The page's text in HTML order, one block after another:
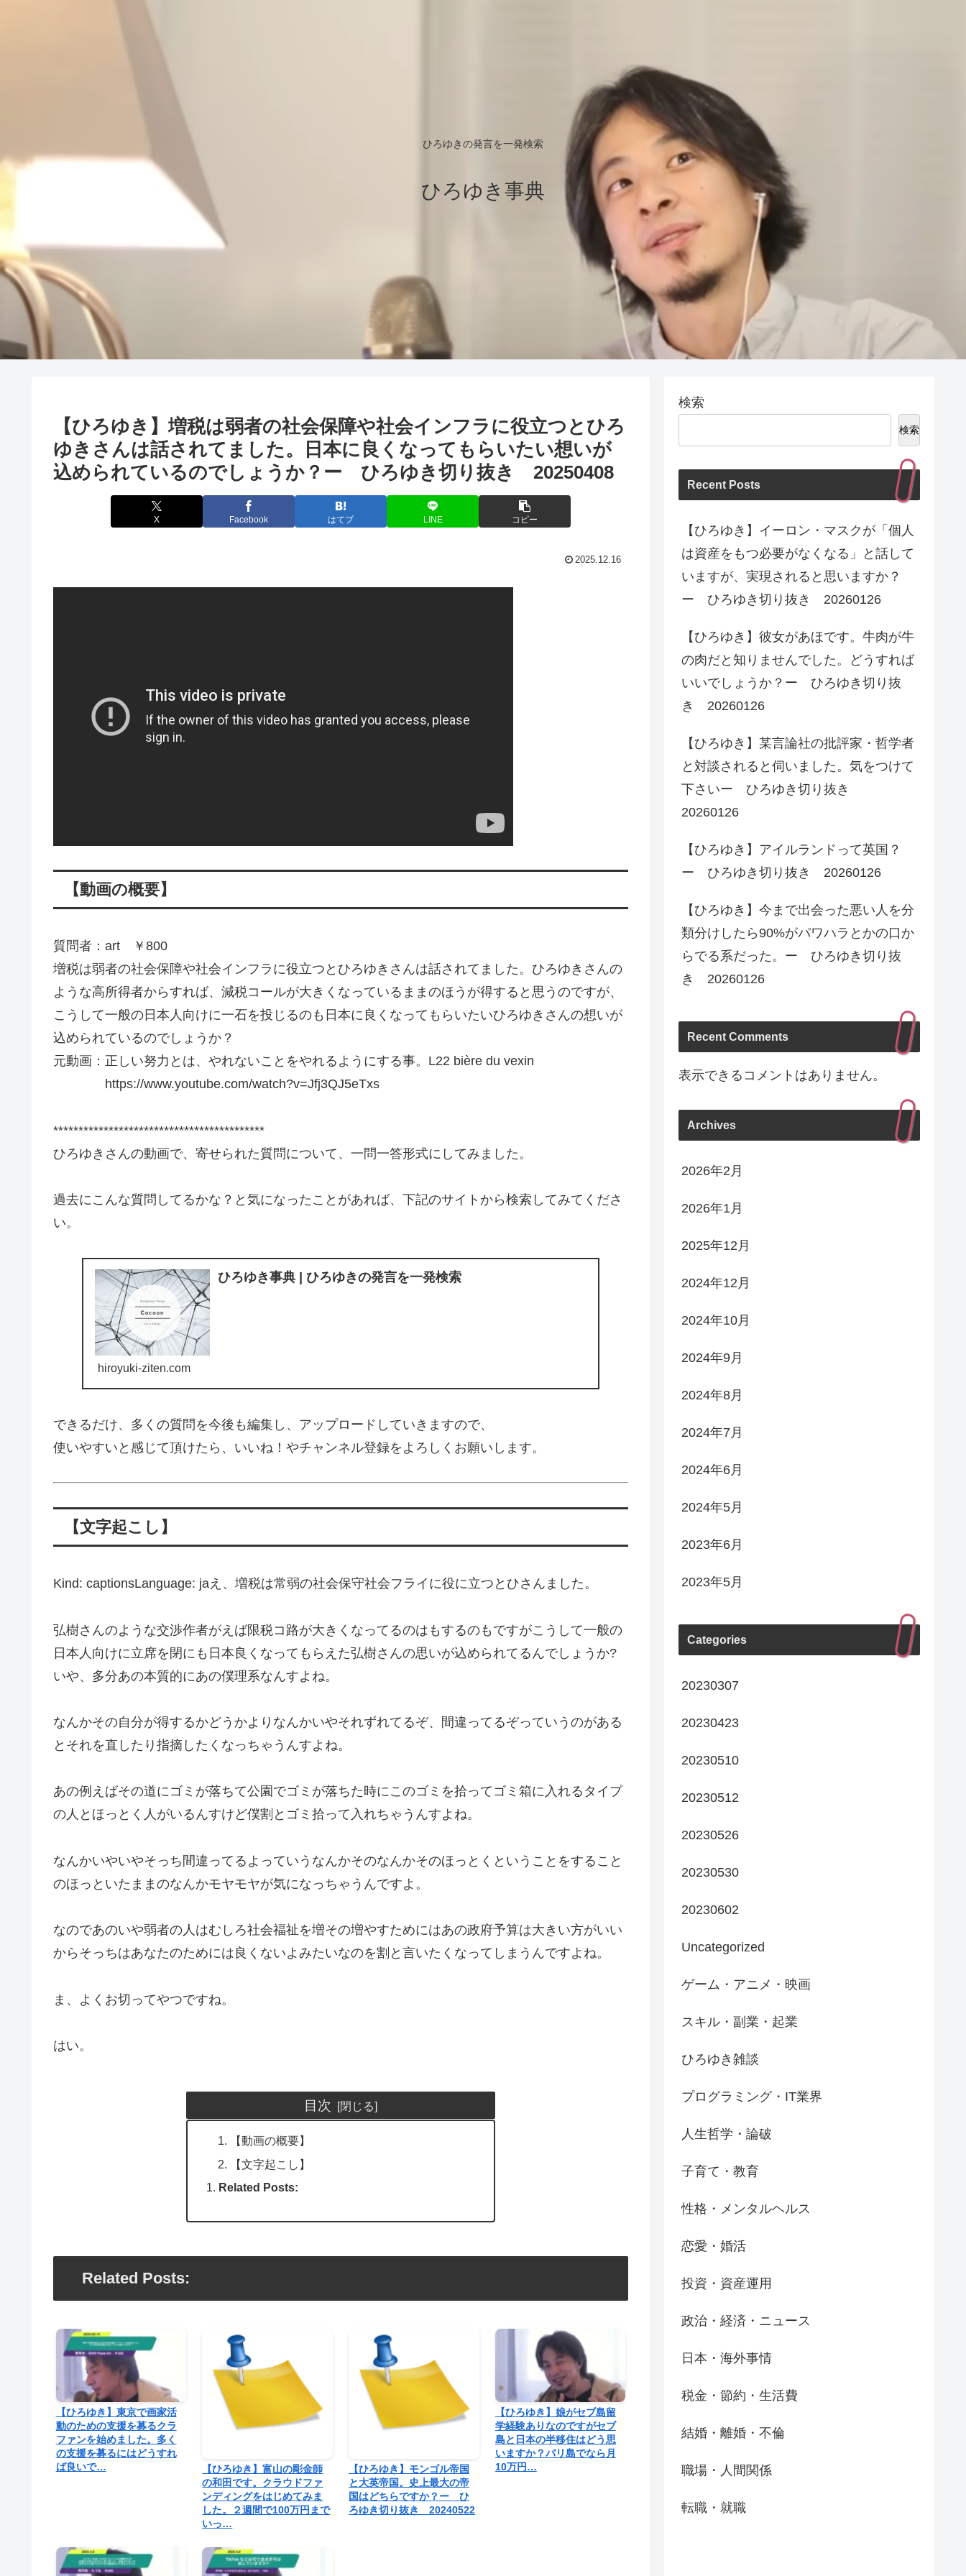
ひろゆきの発言を一発検索
ひろゆき事典
【ひろゆき】増税は弱者の社会保障や社会インフラに役立つとひろ
ゆきさんは話されてました。日本に良くなってもらいたい想いが
込められているのでしょうか？ー ひろゆき切り抜き 20250408
X Facebook はてブ LINE コピー
2025.12.16
【動画の概要】
質問者：art ￥800
増税は弱者の社会保障や社会インフラに役立つとひろゆきさんは話されてました。ひろゆきさんの
ような高所得者からすれば、減税コールが大きくなっているままのほうが得すると思うのですが、
こうして一般の日本人向けに一石を投じるのも日本に良くなってもらいたいひろゆきさんの想いが
込められているのでしょうか？
元動画：正しい努力とは、やれないことをやれるようにする事。L22 bière du vexin
https://www.youtube.com/watch?v=Jfj3QJ5eTxs
******************************************
ひろゆきさんの動画で、寄せられた質問について、一問一答形式にしてみました。
過去にこんな質問してるかな？と気になったことがあれば、下記のサイトから検索してみてくださ
い。
ひろゆき事典 | ひろゆきの発言を一発検索
hiroyuki-ziten.com
できるだけ、多くの質問を今後も編集し、アップロードしていきますので、
使いやすいと感じて頂けたら、いいね！やチャンネル登録をよろしくお願いします。
【文字起こし】
Kind: captionsLanguage: jaえ、増税は常弱の社会保守社会フライに役に立つとひさんました。
弘樹さんのような交渉作者がえば限税コ路が大きくなってるのはもするのもですがこうして一般の
日本人向けに立席を閉にも日本良くなってもらえた弘樹さんの思いが込められてるんでしょうか?
いや、多分あの本質的にあの僕理系なんすよね。
なんかその自分が得するかどうかよりなんかいやそれずれてるぞ、間違ってるぞっていうのがある
とそれを直したり指摘したくなっちゃうんすよね。
あの例えばその道にゴミが落ちて公園でゴミが落ちた時にこのゴミを拾ってゴミ箱に入れるタイプ
の人とほっとく人がいるんすけど僕割とゴミ拾って入れちゃうんすよね。
なんかいやいやそっち間違ってるよっていうなんかそのなんかそのほっとくということをすること
のほっといたままのなんかモヤモヤが気になっちゃうんですよ。
なのであのいや弱者の人はむしろ社会福祉を増その増やすためにはあの政府予算は大きい方がいい
からそっちはあなたのためには良くないよみたいなのを割と言いたくなってしまうんですよね。
ま、よくお切ってやつですね。
はい。
目次
【動画の概要】
【文字起こし】
Related Posts:
Related Posts:
【ひろゆき】東京で画家活
動のための支援を募るクラ
ファンを始めました。多く
の支援を募るにはどうすれ
ば良いで…
【ひろゆき】富山の彫金師
の和田です。クラウドファ
ンディングをはじめてみま
した。２週間で100万円まで
いっ…
【ひろゆき】モンゴル帝国
と大英帝国。史上最大の帝
国はどちらですか？ー ひ
ろゆき切り抜き 20240522
【ひろゆき】娘がセブ島留
学経験ありなのですがセブ
島と日本の半移住はどう思
いますか？バリ島でなら月
10万円…
検索
検索
Recent Posts
【ひろゆき】イーロン・マスクが「個人
は資産をもつ必要がなくなる」と話して
いますが、実現されると思いますか？
ー ひろゆき切り抜き 20260126
【ひろゆき】彼女があほです。牛肉が牛
の肉だと知りませんでした。どうすれば
いいでしょうか？ー ひろゆき切り抜
き 20260126
【ひろゆき】某言論社の批評家・哲学者
と対談されると伺いました。気をつけて
下さいー ひろゆき切り抜き
20260126
【ひろゆき】アイルランドって英国？
ー ひろゆき切り抜き 20260126
【ひろゆき】今まで出会った悪い人を分
類分けしたら90%がパワハラとかの口か
らでる系だった。ー ひろゆき切り抜
き 20260126
Recent Comments
表示できるコメントはありません。
Archives
2026年2月
2026年1月
2025年12月
2024年12月
2024年10月
2024年9月
2024年8月
2024年7月
2024年6月
2024年5月
2023年6月
2023年5月
Categories
20230307
20230423
20230510
20230512
20230526
20230530
20230602
Uncategorized
ゲーム・アニメ・映画
スキル・副業・起業
ひろゆき雑談
プログラミング・IT業界
人生哲学・論破
子育て・教育
性格・メンタルヘルス
恋愛・婚活
投資・資産運用
政治・経済・ニュース
日本・海外事情
税金・節約・生活費
結婚・離婚・不倫
職場・人間関係
転職・就職